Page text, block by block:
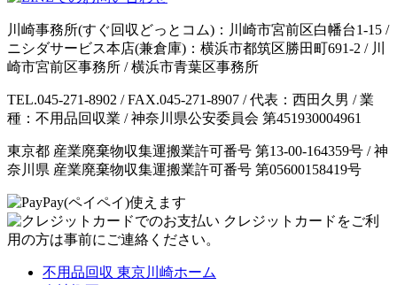
川崎事務所(すぐ回収どっとコム)：川崎市宮前区白幡台1-15 /
ニシダサービス本店(兼倉庫)：横浜市都筑区勝田町691-2 / 川
崎市宮前区事務所 / 横浜市青葉区事務所
TEL.045-271-8902 / FAX.045-271-8907 / 代表：西田久男 / 業
種：不用品回収業 / 神奈川県公安委員会 第451930004961
東京都 産業廃棄物収集運搬業許可番号 第13-00-164359号 / 神
奈川県 産業廃棄物収集運搬業許可番号 第05600158419号
クレジットカードをご利
用の方は事前にご連絡ください。
不用品回収 東京川崎ホーム